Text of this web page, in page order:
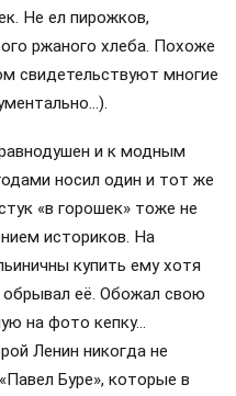
Не ел пирожков,
ржаного хлеба. Похоже
свидетельствуют многие
и к модным
носил один и тот же
«в горошек» тоже не
историков. На
купить ему хотя
её. Обожал свою
на фото кепку…
Ленин никогда не
Буре», которые в